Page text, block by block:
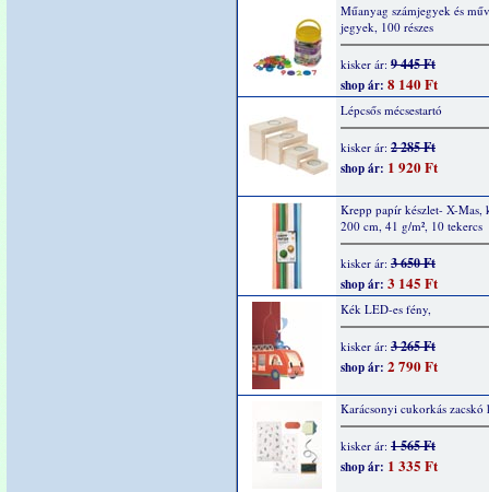
Műanyag számjegyek és
jegyek, 100 részes
kisker ár: 9 445 Ft
shop ár: 8 140 Ft
Lépcsős mécsestartó
kisker ár: 2 285 Ft
shop ár: 1 920 Ft
Krepp papír készlet- X-Mas,
200 cm, 41 g/m², 10 tekercs
kisker ár: 3 650 Ft
shop ár: 3 145 Ft
Kék LED-es fény,
kisker ár: 3 265 Ft
shop ár: 2 790 Ft
Karácsonyi cukorkás zacskó
kisker ár: 1 565 Ft
shop ár: 1 335 Ft